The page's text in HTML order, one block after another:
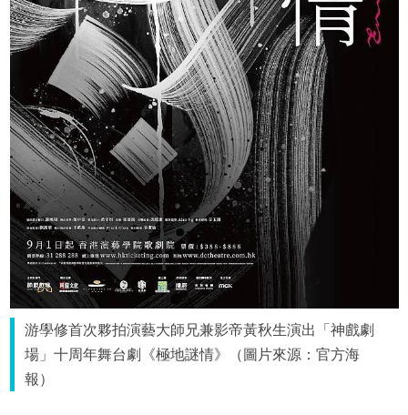
游學修首次夥拍演藝大師兄兼影帝黃秋生演出「神戲劇
場」十周年舞台劇《極地謎情》（圖片來源：官方海
報）